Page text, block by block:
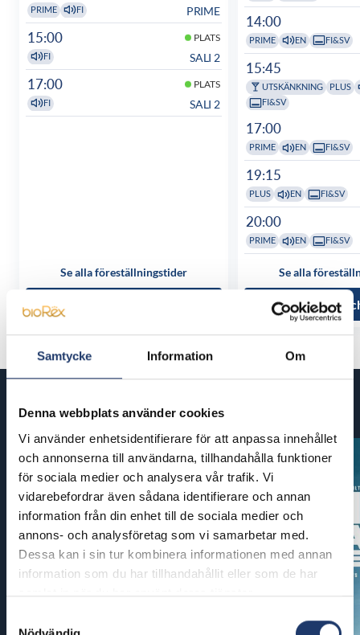
Samtycke Information Om
Denna webbplats använder cookies
Vi använder enhetsidentifierare för att anpassa innehållet
och annonserna till användarna, tillhandahålla funktioner
för sociala medier och analysera vår trafik. Vi
vidarebefordrar även sådana identifierare och annan
information från din enhet till de sociala medier och
annons- och analysföretag som vi samarbetar med.
Dessa kan i sin tur kombinera informationen med annan
information som du har tillhandahållit eller som de har
samlat in när du har använt deras tjänster.
PRIME FI PRIME
15:00 PLATS
FI SALI 2
17:00 PLATS
FI SALI 2
Se alla föreställningstider
14:00
PRIME EN FI&SV
15:45
UTSKÄNKNING
PLUS
FI&SV
17:00
PRIME EN FI&SV
19:15
PLUS EN FI&SV
20:00
PRIME EN FI&SV
Se alla
Läs mer
Kommande filmer